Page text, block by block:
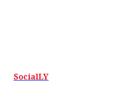
SocialLY